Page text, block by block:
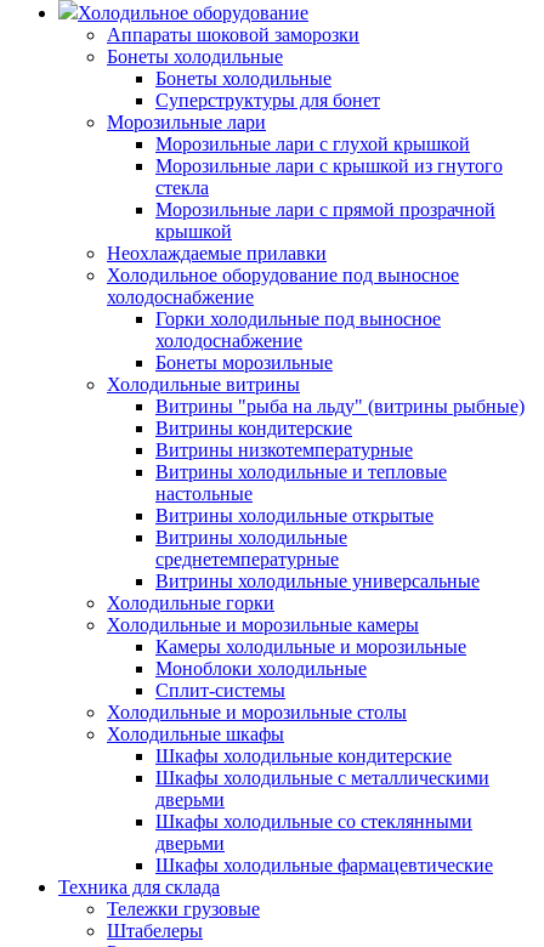
Холодильное оборудование
Аппараты шоковой заморозки
Бонеты холодильные
Бонеты холодильные
Суперструктуры для бонет
Морозильные лари
Морозильные лари с глухой крышкой
Морозильные лари с крышкой из гнутого
стекла
Морозильные лари с прямой прозрачной
крышкой
Неохлаждаемые прилавки
Холодильное оборудование под выносное
холодоснабжение
Горки холодильные под выносное
холодоснабжение
Бонеты морозильные
Холодильные витрины
Витрины "рыба на льду" (витрины рыбные)
Витрины кондитерские
Витрины низкотемпературные
Витрины холодильные и тепловые
настольные
Витрины холодильные открытые
Витрины холодильные
среднетемпературные
Витрины холодильные универсальные
Холодильные горки
Холодильные и морозильные камеры
Камеры холодильные и морозильные
Моноблоки холодильные
Сплит-системы
Холодильные и морозильные столы
Холодильные шкафы
Шкафы холодильные кондитерские
Шкафы холодильные с металлическими
дверьми
Шкафы холодильные со стеклянными
дверьми
Шкафы холодильные фармацевтические
Техника для склада
Тележки грузовые
Штабелеры